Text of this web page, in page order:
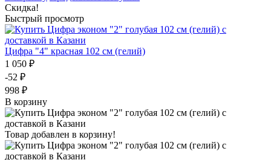
Скидка!
Быстрый просмотр
Цифра "4" красная 102 см (гелий)
1 050 ₽
-52 ₽
998 ₽
В корзину
Товар добавлен в корзину!